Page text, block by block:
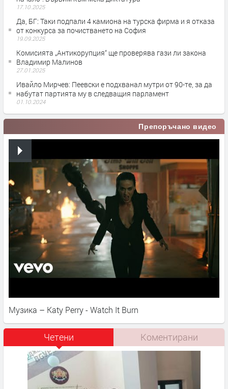
17.10.2025
Да, БГ: Таки подпали 4 камиона на турска фирма и я отказа
от конкурса за почистването на София
19.09.2025
Комисията „Антикорупция“ ще проверява гази ли закона
Владимир Малинов
27.01.2025
Ивайло Мирчев: Пеевски е подхванал мутри от 90-те, за да
набутат партията му в следващия парламент
01.10.2024
Препоръчано видео
Музика – Katy Perry - Watch It Burn
Четени Коментирани